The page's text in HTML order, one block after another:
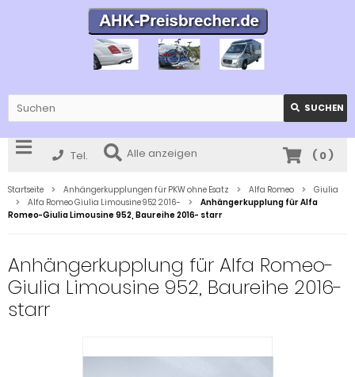
SUCHEN
Tel. Alle anzeigen ( 0)
Startseite Anhängerkupplungen für PKW ohne Esatz Alfa Romeo
Giulia
Alfa Romeo Giulia Limousine 952 2016-
Anhängerkupplung für Alfa
Romeo-Giulia Limousine 952, Baureihe 2016- starr
Anhängerkupplung für Alfa Romeo-
Giulia Limousine 952, Baureihe 2016-
starr